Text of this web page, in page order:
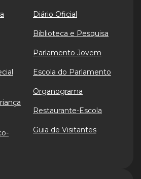
Diário Oficial
Biblioteca e Pesquisa
Parlamento Jovem
Escola do Parlamento
Organograma
Restaurante-Escola
Guia de Visitantes